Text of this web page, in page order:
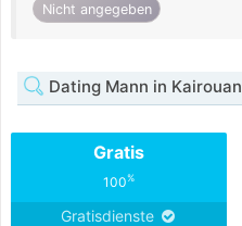
Nicht angegeben
Dating Mann in Kairouan
Gratis
100%
Gratisdienste